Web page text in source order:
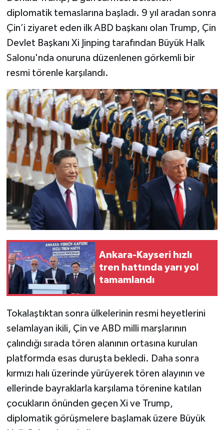
diplomatik temaslarına başladı. 9 yıl aradan sonra
Çin’i ziyaret eden ilk ABD başkanı olan Trump, Çin
Devlet Başkanı Xi Jinping tarafından Büyük Halk
Salonu'nda onuruna düzenlenen görkemli bir
resmi törenle karşılandı.
Ankara-Kayseri hızlı
tren hattında yarı yol
tamamlandı
Tokalaştıktan sonra ülkelerinin resmi heyetlerini
selamlayan ikili, Çin ve ABD milli marşlarının
çalındığı sırada tören alanının ortasına kurulan
platformda esas duruşta bekledi. Daha sonra
kırmızı halı üzerinde yürüyerek tören alayının ve
ellerinde bayraklarla karşılama törenine katılan
çocukların önünden geçen Xi ve Trump,
diplomatik görüşmelere başlamak üzere Büyük